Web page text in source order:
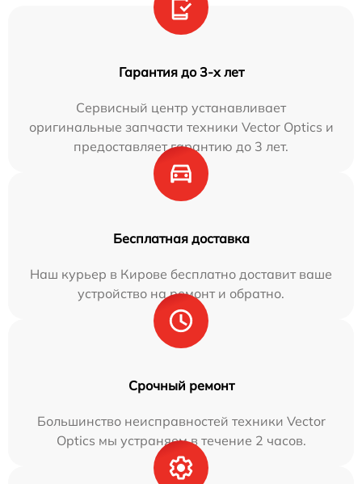
Гарантия до 3-х лет
Сервисный центр устанавливает
оригинальные запчасти техники Vector Optics и
предоставляет гарантию до 3 лет.
Бесплатная доставка
Наш курьер в Кирове бесплатно доставит ваше
устройство на ремонт и обратно.
Срочный ремонт
Большинство неисправностей техники Vector
Optics мы устраняем в течение 2 часов.